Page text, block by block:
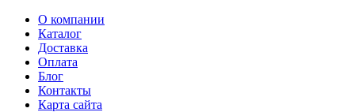
О компании
Каталог
Доставка
Оплата
Блог
Контакты
Карта сайта